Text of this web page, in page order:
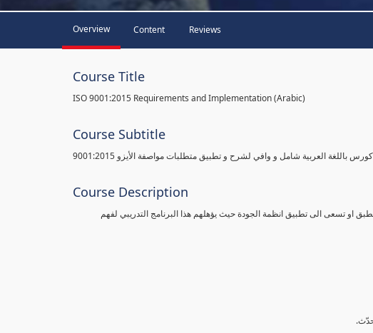
Overview Content Reviews
Course Title
ISO 9001:2015 Requirements and Implementation (Arabic)
Course Subtitle
باللغة العربية شامل و وافي لشرح و تطبيق متطلبات مواصفة الأيزو 9001:2015
Course Description
تسعى الى تطبيق انظمة الجودة حيث يؤهلهم هذا البرنامج التدريبي لفهم